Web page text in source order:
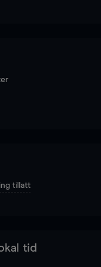
tillatt
tid